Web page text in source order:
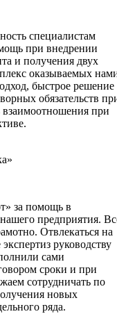
специалистам
при внедрении
и получения двух
оказываемых
быстрое решение
обязательств
взаимоотношения при
за помощь в
предприятия.
Отвлекаться на
руководству
сами
сроки и при
сотрудничать по
новых
ряда.